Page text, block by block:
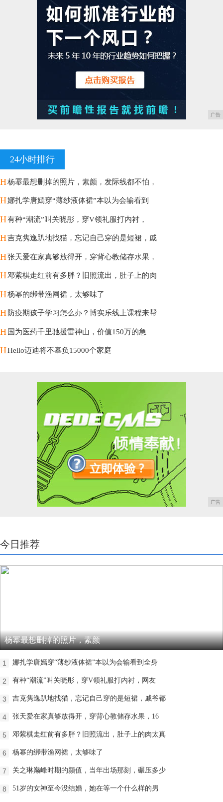
广告
24小时排行
H杨幂最想删掉的照片，素颜，发际线都不怕，
H娜扎学唐嫣穿“薄纱液体裙”本以为会输看到
H有种“潮流”叫关晓彤，穿V领礼服打内衬，
H吉克隽逸趴地找猫，忘记自己穿的是短裙，戚
H张天爱在家真够放得开，穿背心教储存水果，
H邓紫棋走红前有多胖？旧照流出，肚子上的肉
H杨幂的绑带渔网裙，太够味了
H 防疫期孩子学习怎么办？博实乐线上课程来帮
H国为医药千里驰援雷神山，价值150万的急
HHello迈迪将不辜负15000个家庭
广告
今日推荐
杨幂最想删掉的照片，素颜
1 娜扎学唐嫣穿“薄纱液体裙”本以为会输看到全身
2 有种“潮流”叫关晓彤，穿V领礼服打内衬，网友
3 吉克隽逸趴地找猫，忘记自己穿的是短裙，戚爷都
4 张天爱在家真够放得开，穿背心教储存水果，16
5 邓紫棋走红前有多胖？旧照流出，肚子上的肉太真
6 杨幂的绑带渔网裙，太够味了
7 关之琳巅峰时期的颜值，当年出场那刻，碾压多少
8 51岁的女神至今没结婚，她在等一个什么样的男